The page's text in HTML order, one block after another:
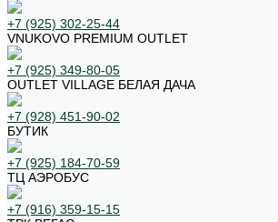
+7 (925) 302-25-44
VNUKOVO PREMIUM OUTLET
+7 (925) 349-80-05
OUTLET VILLAGE БЕЛАЯ ДАЧА
+7 (928) 451-90-02
БУТИК
+7 (925) 184-70-59
ТЦ АЭРОБУС
+7 (916) 359-15-15